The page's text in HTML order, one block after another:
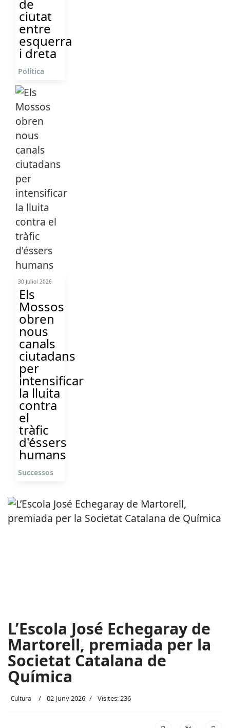
de
ciutat
entre
esquerra
i dreta
Política
30 Juliol 2026
Els
Mossos
obren
nous
canals
ciutadans
per
intensificar
la lluita
contra
el
tràfic
d'éssers
humans
Successos
L’Escola José Echegaray de
Martorell, premiada per la
Societat Catalana de
Química
Cultura 02 Juny 2026 Visites: 236